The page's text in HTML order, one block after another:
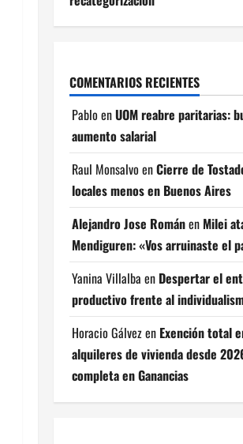
COMENTARIOS RECIENTES
Pablo enUOM reabre paritarias:
aumento salarial
Raul Monsalvo enCierre de
locales menos en Buenos Aires
Alejandro Jose Románen Milei
Mendiguren: «Vos arruinaste el
Yanina Villalba en Despertar el
productivo frente al
Horacio Gálvezen Exención total
alquileres de vivienda desde
completa en Ganancias